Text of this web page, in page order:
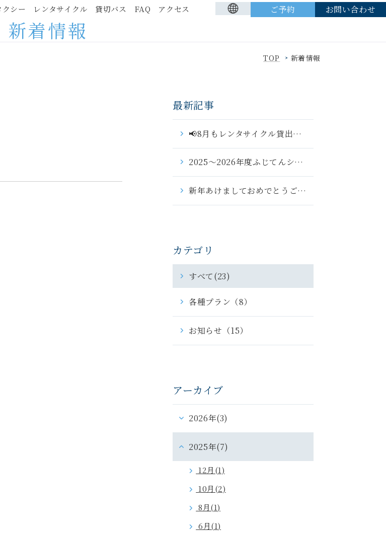
シー レンタサイクル 貸切バス FAQ アクセス ご予約 お問い合わせ
シー レンタサイクル 貸切バス FAQ アクセス ご予約 お問い合わせ
新着情報
TOP 新着情報
最新記事
📢8月もレンタサイクル貸出しております🚲
2025～2026年度ふじてんシャトルバス終了のお知らせ
新年あけましておめでとうございます
カテゴリ
すべて(23)
各種プラン（8）
お知らせ（15）
アーカイブ
2026年(3)
2025年(7)
12月(1)
10月(2)
8月(1)
6月(1)